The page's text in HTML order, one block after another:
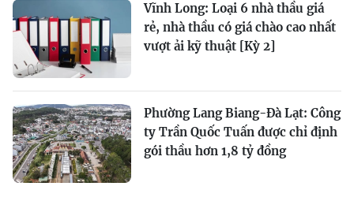
Vĩnh Long: Loại 6 nhà thầu giá
rẻ, nhà thầu có giá chào cao nhất
vượt ải kỹ thuật [Kỳ 2]
Phường Lang Biang-Đà Lạt: Công
ty Trần Quốc Tuấn được chỉ định
gói thầu hơn 1,8 tỷ đồng